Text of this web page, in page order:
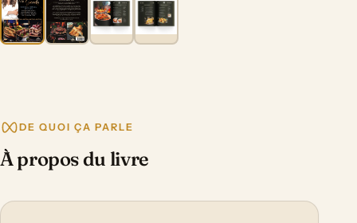
DE QUOI ÇA PARLE
À propos du livre